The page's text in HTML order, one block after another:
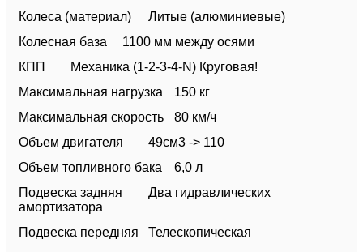
Колеса (материал)
Литые (алюминиевые)
Колесная база
1100 мм между осями
КПП
Механика (1-2-3-4-N) Круговая!
Максимальная нагрузка
150 кг
Максимальная скорость
80 км/ч
Объем двигателя
49см3 -> 110
Объем топливного бака
6,0 л
Подвеска задняя
Два гидравлических
амортизатора
Подвеска передняя
Телескопическая